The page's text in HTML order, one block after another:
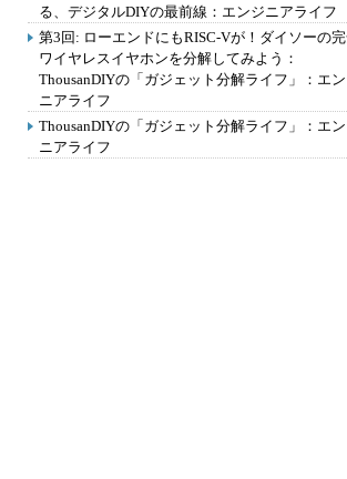
る、デジタルDIYの最前線：エンジニアライフ
第3回: ローエンドにもRISC-Vが！ダイソーの
ワイヤレスイヤホンを分解してみよう：
ThousanDIYの「ガジェット分解ライフ」：エ
ニアライフ
ThousanDIYの「ガジェット分解ライフ」：エ
ニアライフ